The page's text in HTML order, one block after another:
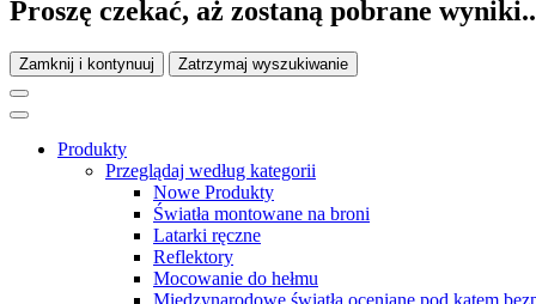
Proszę czekać, aż zostaną pobrane
Zamknij i kontynuuj Zatrzymaj wyszukiwanie
Produkty
Przeglądaj według kategorii
Nowe Produkty
Światła montowane na broni
Latarki ręczne
Reflektory
Mocowanie do hełmu
Międzynarodowe światła oceniane pod kątem